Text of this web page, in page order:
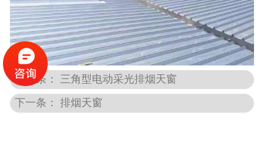
上一条： 三角型电动采光排烟天窗
下一条： 排烟天窗